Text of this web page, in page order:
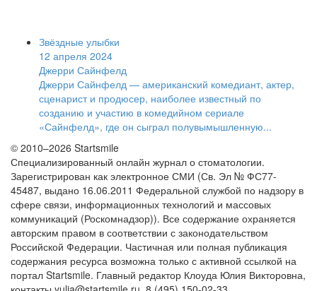
Звёздные улыбки
12 апреля 2024
Джерри Сайнфелд
Джерри Сайнфелд — американский комедиант, актер,
сценарист и продюсер, наиболее известный по
созданию и участию в комедийном сериале
«Сайнфелд», где он сыграл полувымышленную...
© 2010–2026 Startsmile
Специализированный онлайн журнал о стоматологии.
Зарегистрирован как электронное СМИ (Св. Эл № ФС77-
45487, выдано 16.06.2011 Федеральной службой по надзору в
сфере связи, информационных технологий и массовых
коммуникаций (Роскомнадзор)). Все содержание охраняется
авторским правом в соответствии с законодательством
Российской Федерации. Частичная или полная публикация
содержания ресурса возможна только с активной ссылкой на
портал Startsmile. Главный редактор Клоуда Юлия Викторовна,